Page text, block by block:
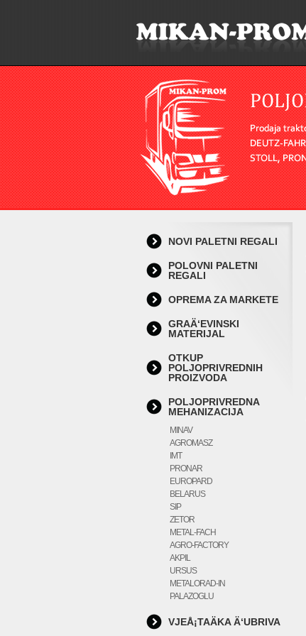
NOVI PALETNI REGALI
POLOVNI PALETNI
REGALI
OPREMA ZA MARKETE
GRAÄ‘EVINSKI
MATERIJAL
OTKUP
POLJOPRIVREDNIH
PROIZVODA
POLJOPRIVREDNA
MEHANIZACIJA
MINAV
AGROMASZ
IMT
PRONAR
EUROPARD
BELARUS
SIP
ZETOR
METAL-FACH
AGRO-FACTORY
AKPIL
URSUS
METALORAD-IN
PALAZOGLU
VJEÅ¡TAÄKA Ä‘UBRIVA